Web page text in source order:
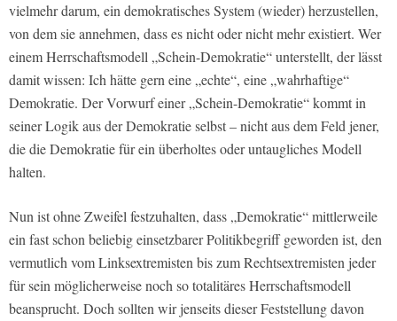
vielmehr darum, ein demokratisches System (wieder) herzustellen,
von dem sie annehmen, dass es nicht oder nicht mehr existiert. Wer
einem Herrschaftsmodell „Schein-Demokratie“ unterstellt, der lässt
damit wissen: Ich hätte gern eine „echte“, eine „wahrhaftige“
Demokratie. Der Vorwurf einer „Schein-Demokratie“ kommt in
seiner Logik aus der Demokratie selbst – nicht aus dem Feld jener,
die die Demokratie für ein überholtes oder untaugliches Modell
halten.
Nun ist ohne Zweifel festzuhalten, dass „Demokratie“ mittlerweile
ein fast schon beliebig einsetzbarer Politikbegriff geworden ist, den
vermutlich vom Linksextremisten bis zum Rechtsextremisten jeder
für sein möglicherweise noch so totalitäres Herrschaftsmodell
beansprucht. Doch sollten wir jenseits dieser Feststellung davon